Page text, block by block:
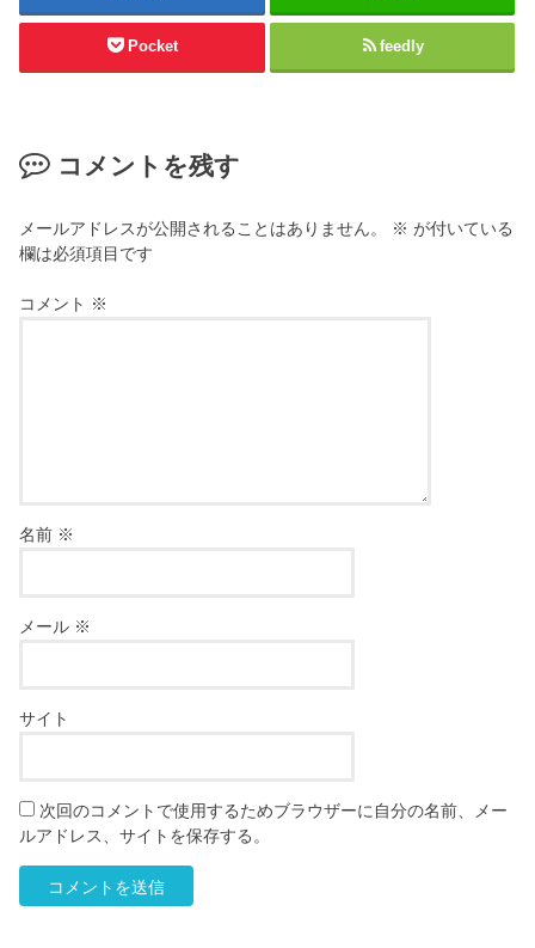
Pocket feedly
コメントを残す
メールアドレスが公開されることはありません。 ※ が付いている
欄は必須項目です
コメント ※
名前 ※
メール ※
サイト
次回のコメントで使用するためブラウザーに自分の名前、メー
ルアドレス、サイトを保存する。